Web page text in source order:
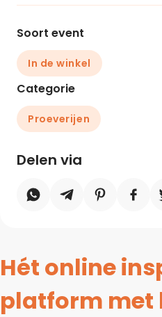
Soort event
In de winkel
Categorie
Proeverijen
Delen via
Hét online
platform met